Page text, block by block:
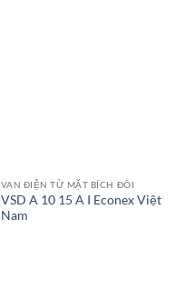
VAN ĐIỆN TỪ MẶT BÍCH ĐÔI
VSD A 10 15 A I Econex Việt
Nam